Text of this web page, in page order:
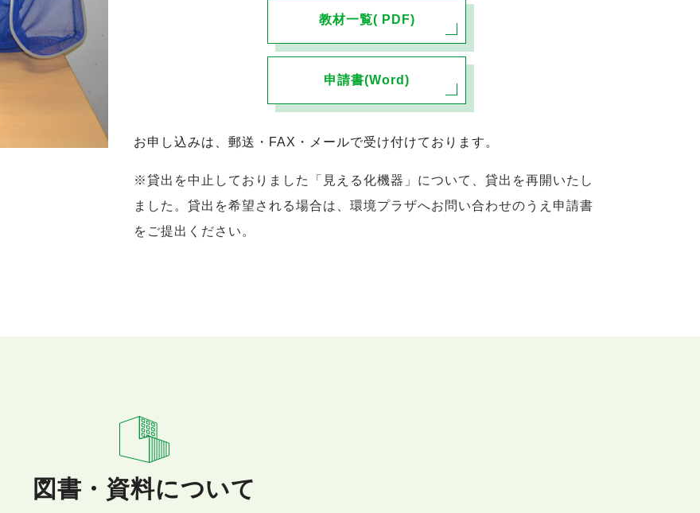
教材一覧( PDF)
申請書(Word)
お申し込みは、郵送・FAX・メールで受け付けております。
※貸出を中止しておりました「見える化機器」について、貸出を再開いたし
ました。貸出を希望される場合は、環境プラザへお問い合わせのうえ申請書
をご提出ください。
図書・資料について